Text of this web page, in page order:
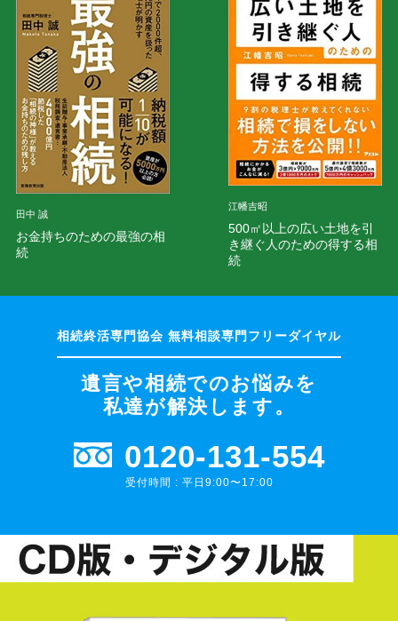
田中 誠
お金持ちのための最強の相
続
江幡吉昭
500㎡以上の広い土地を引
き継ぐ人のための得する相
続
遺言や相続でのお悩みを
私達が解決します。
0120-131-554
受付時間 : 平日9:00〜17:00